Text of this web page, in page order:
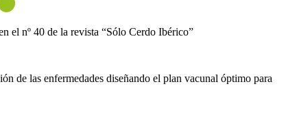
el nº 40 de la revista “Sólo Cerdo Ibérico”
de las enfermedades diseñando el plan vacunal óptimo para